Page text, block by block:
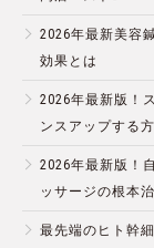
2026年最新美容
効果とは
2026年最新版！
ンスアップする
2026年最新版！
ッサージの根本
最先端のヒト幹